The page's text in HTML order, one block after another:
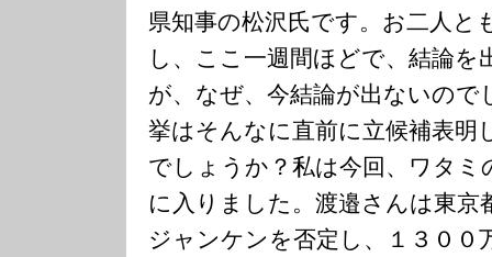
県知事の松沢氏です。お二人と
し、ここ一週間ほどで、結論
が、なぜ、今結論が出ないので
挙はそんなに直前に立候補表明
でしょうか？私は今回、ワタミ
に入りました。渡邉さんは東京
ジャンケンを否定し、１３００